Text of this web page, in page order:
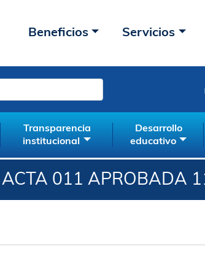
Beneficios Servicios
Transparencia
institucional
Desarrollo
educativo
ACTA 011 APROBADA